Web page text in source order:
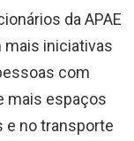
da APAE
mais iniciativas
com
mais espaços
e no transporte